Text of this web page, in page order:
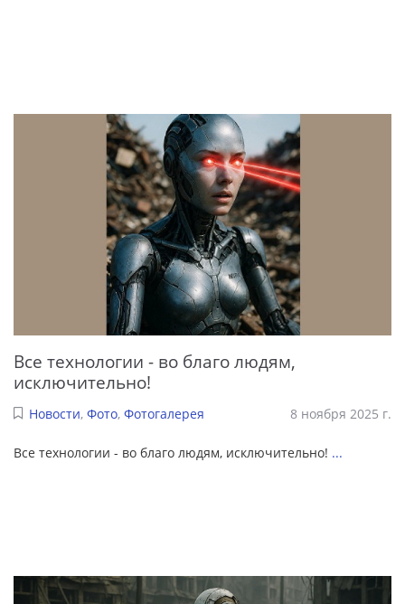
Все технологии - во благо людям,
исключительно!
Новости, Фото, Фотогалерея 8 ноября 2025 г.
Все технологии - во благо людям, исключительно! ...